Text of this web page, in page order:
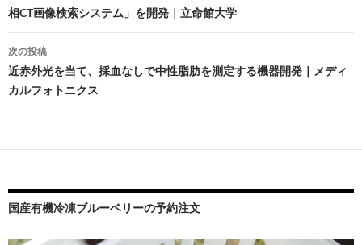
ナ
ビ
ゲ
ー
ン
相CT画像検索システム」を開発｜立命館大学
次の投稿
近赤外光を当て、採血なしで中性脂肪を測定する機器開発｜メディ
カルフォトニクス
国産有機冷凍ブルーベリーの予約注文